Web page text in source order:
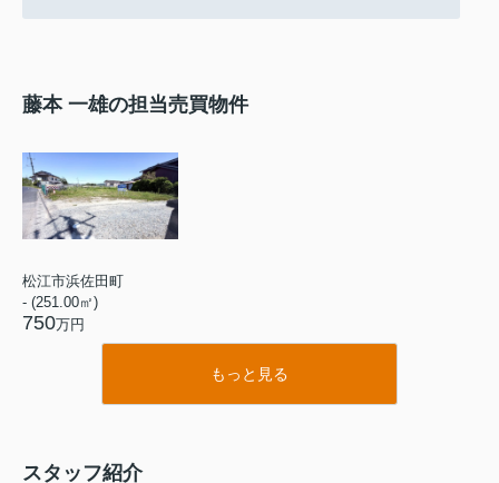
藤本 一雄の担当売買物件
松江市浜佐田町
- (251.00㎡)
750万円
もっと見る
スタッフ紹介